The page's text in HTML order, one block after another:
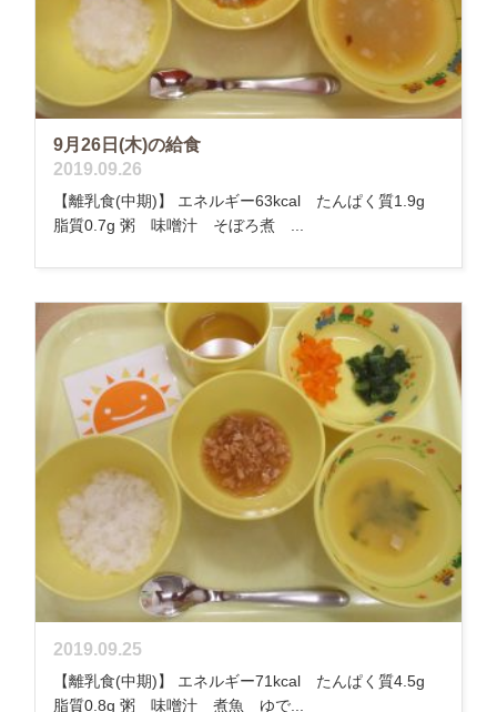
9月26日(木)の給食
2019.09.26
【離乳食(中期)】 エネルギー63kcal たんぱく質1.9g
脂質0.7g 粥 味噌汁 そぼろ煮 ...
2019.09.25
【離乳食(中期)】 エネルギー71kcal たんぱく質4.5g
脂質0.8g 粥 味噌汁 煮魚 ゆで...